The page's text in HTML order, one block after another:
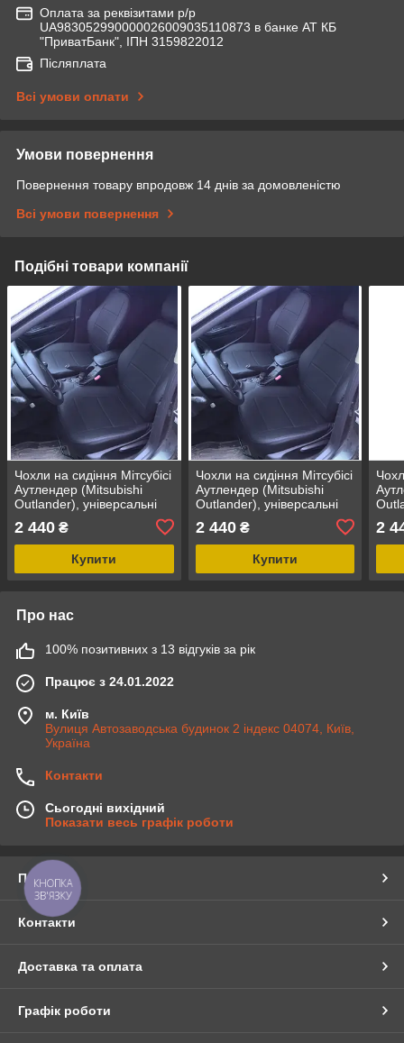
Оплата за реквізитами р/р
UA983052990000026009035110873 в банке АТ КБ
"ПриватБанк", ІПН 3159822012
Післяплата
Всі умови оплати
Умови повернення
Повернення товару впродовж 14 днів за домовленістю
Всі умови повернення
Подібні товари компанії
Чохли на сидіння Мітсубісі
Аутлендер (Mitsubishi
Outlander), універсальні
Україні
2 440 ₴
Купити
Чохли на сидіння Мітсубісі
Аутлендер (Mitsubishi
Outlander), універсальні
Україні
2 440₴
Купити
2
Про нас
100% позитивних з 13 відгуків за рік
Працює з 24.01.2022
м. Київ
Вулиця Автозаводська будинок 2 індекс 04074, Київ,
Україна
Контакти
Сьогодні вихідний
Показати весь графік роботи
Про нас
Контакти
Доставка та оплата
Графік роботи
КНОПКА
ЗВ'ЯЗКУ